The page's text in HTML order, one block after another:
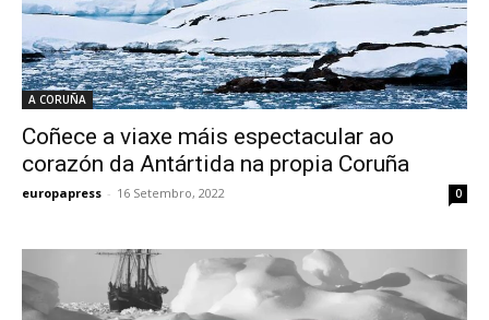
A CORUÑA
Coñece a viaxe máis espectacular ao
corazón da Antártida na propia Coruña
europapress - 16 Setembro, 2022 0